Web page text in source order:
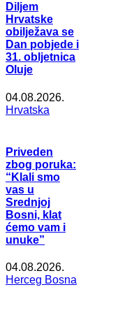
Diljem
Hrvatske
obilježava se
Dan pobjede i
31. obljetnica
Oluje
04.08.2026.
Hrvatska
Priveden
zbog poruka:
“Klali smo
vas u
Srednjoj
Bosni, klat
ćemo vam i
unuke”
04.08.2026.
Herceg Bosna